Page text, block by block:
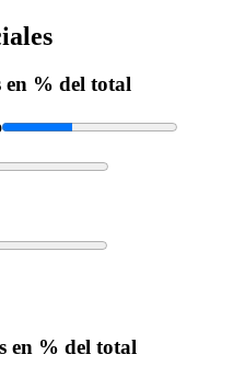
en % del total
en % del total